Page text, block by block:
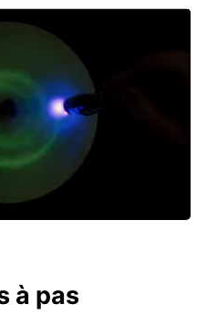
à pas